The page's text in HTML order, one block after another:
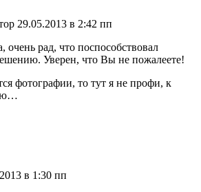
29.05.2013 в 2:42 пп
очень рад, что поспособствовал
Уверен, что Вы не пожалеете!
фотографии, то тут я не профи, к
в 1:30 пп